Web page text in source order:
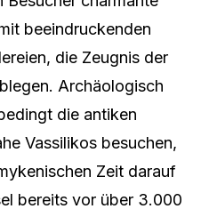
beeindruckenden
die Zeugnis der
Archäologisch
die antiken
Vassilikos besuchen,
Zeit darauf
bereits vor über 3.000